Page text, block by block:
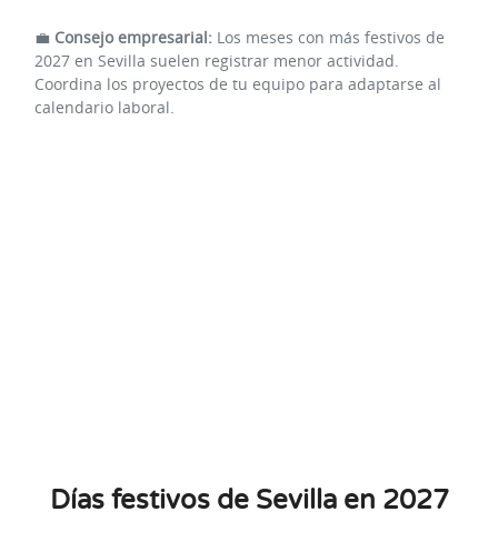
💼 Consejo empresarial: Los meses con más festivos de
2027 en Sevilla suelen registrar menor actividad.
Coordina los proyectos de tu equipo para adaptarse al
calendario laboral.
Días festivos de Sevilla en 2027